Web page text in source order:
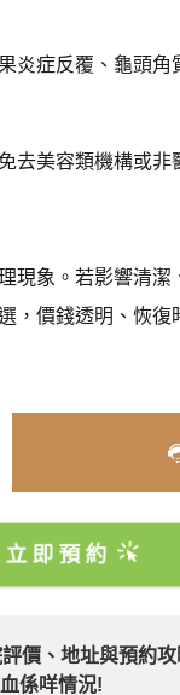
症反覆、龜頭角
美容類機構或非
象。若影響清潔
，價錢透明、恢
即預約
價、地址與預約攻
係咩情況!